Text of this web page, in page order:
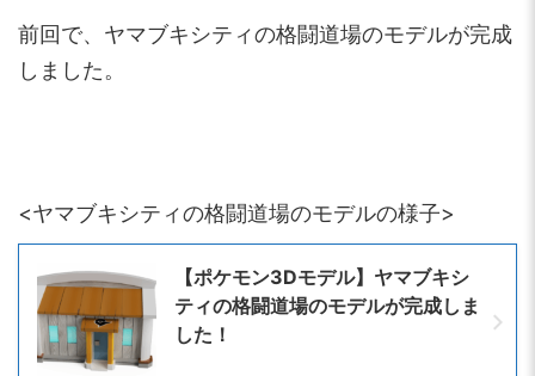
前回で、ヤマブキシティの格闘道場のモデルが完成
しました。
<ヤマブキシティの格闘道場のモデルの様子>
【ポケモン3Dモデル】ヤマブキシ
ティの格闘道場のモデルが完成しま
した！